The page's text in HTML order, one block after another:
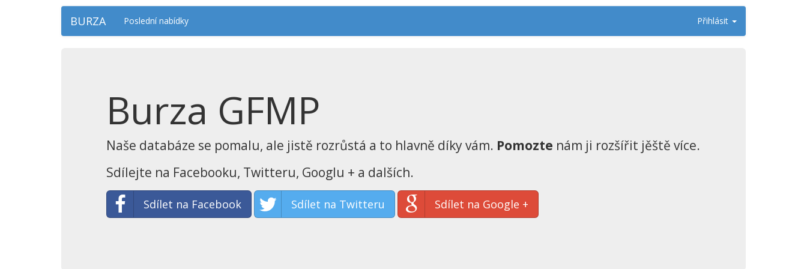
BURZA Poslední nabídky Přihlásit
Burza GFMP
Naše databáze se pomalu, ale jistě rozrůstá a to hlavně díky vám. Pomozte nám ji rozšířit jěště více.
Sdílejte na Facebooku, Twitteru, Googlu + a dalších.
Sdílet na Facebook Sdílet na Twitteru Sdílet na Google +